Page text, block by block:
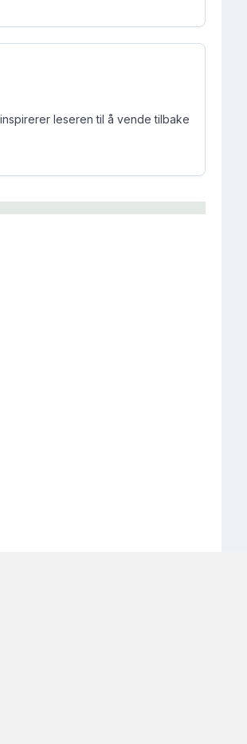
leseren til å vende tilbake